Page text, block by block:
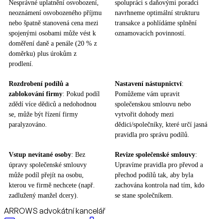
Nesprávné uplatnění osvobození,
neoznámení osvobozeného příjmu
nebo špatně stanovená cena mezi
spojenými osobami může vést k
doměření daně a penále (20 % z
doměrku) plus úrokům z
prodlení.
spolupráci s daňovými poradci
navrhneme optimální strukturu
transakce a pohlídáme splnění
oznamovacích povinností.
Rozdrobení podílů a
zablokování firmy: Pokud podíl
zdědí více dědiců a nedohodnou
se, může být řízení firmy
paralyzováno.
Nastavení nástupnictví:
Pomůžeme vám upravit
společenskou smlouvu nebo
vytvořit dohody mezi
dědici/společníky, které určí jasná
pravidla pro správu podílů.
Vstup nevítané osoby: Bez
úpravy společenské smlouvy
může podíl přejít na osobu,
kterou ve firmě nechcete (např.
zadlužený manžel dcery).
Revize společenské smlouvy:
Upravíme pravidla pro převod a
přechod podílů tak, aby byla
zachována kontrola nad tím, kdo
se stane společníkem.
ARROWS advokátní kancelář